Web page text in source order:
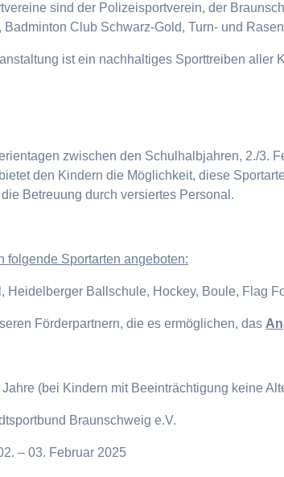
sind der Polizeisportverein, der
Badminton Club Schwarz-Gold, Turn- und
ist ein nachhaltiges Sporttreiben aller
zwischen den Schulhalbjahren, 2./3.
den Kindern die Möglichkeit, diese
Betreuung durch versiertes Personal.
folgende Sportarten angeboten:
Heidelberger Ballschule, Hockey, Boule, Flag
Förderpartnern, die es ermöglichen, das
Jahre (bei Kindern mit Beeinträchtigung keine
Braunschweig e.V.
– 03. Februar 2025